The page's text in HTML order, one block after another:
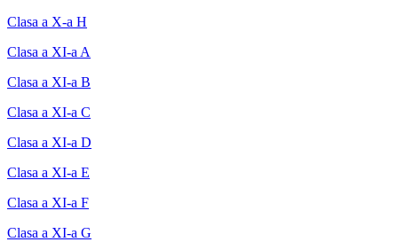
Clasa a X-a H
Clasa a XI-a A
Clasa a XI-a B
Clasa a XI-a C
Clasa a XI-a D
Clasa a XI-a E
Clasa a XI-a F
Clasa a XI-a G